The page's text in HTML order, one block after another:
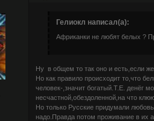
Гелиокл написал(а):
Африканки не любят белых ?
Ну в общем то так оно и есть,если
Но как правило происходит то,что
человек-,значит богатый.Т.Е. денёг
несчастной,обездоленной,на что
Но только Русские придумали
надо.Правда потом проживание в их